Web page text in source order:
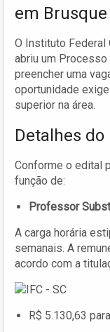
em Brusque
O Instituto Federal
abriu um
preencher uma
oportunidade
superior na área.
Detalhes do
Conforme o edital
função de:
Professor
A carga horária
semanais. A
acordo com a
R$ 5.130,63